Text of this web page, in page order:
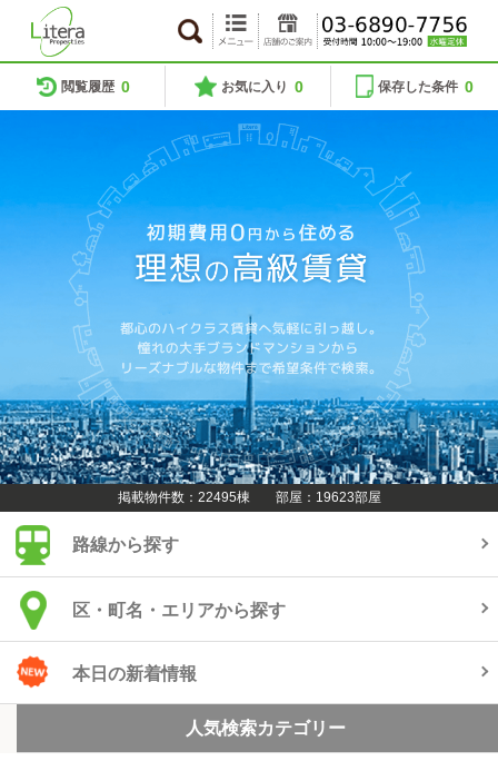
閲覧履歴 0 お気に入り 0 保存した条件 0
掲載物件数：22495棟 部屋：19623部屋
路線から探す
区・町名・エリアから探す
本日の新着情報
人気検索カテゴリー